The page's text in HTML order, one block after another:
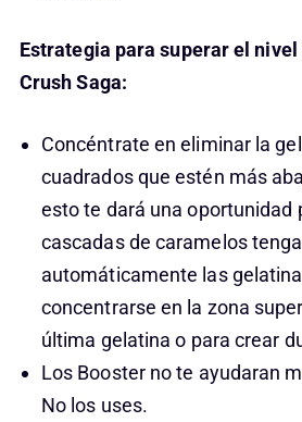
Estrategia para superar el nivel
Crush Saga:
Concéntrate en eliminar la
cuadrados que estén más
esto te dará una oportunidad
cascadas de caramelos
automáticamente las
concentrarse en la zona
última gelatina o para crear
Los Booster no te ayudaran
No los uses.